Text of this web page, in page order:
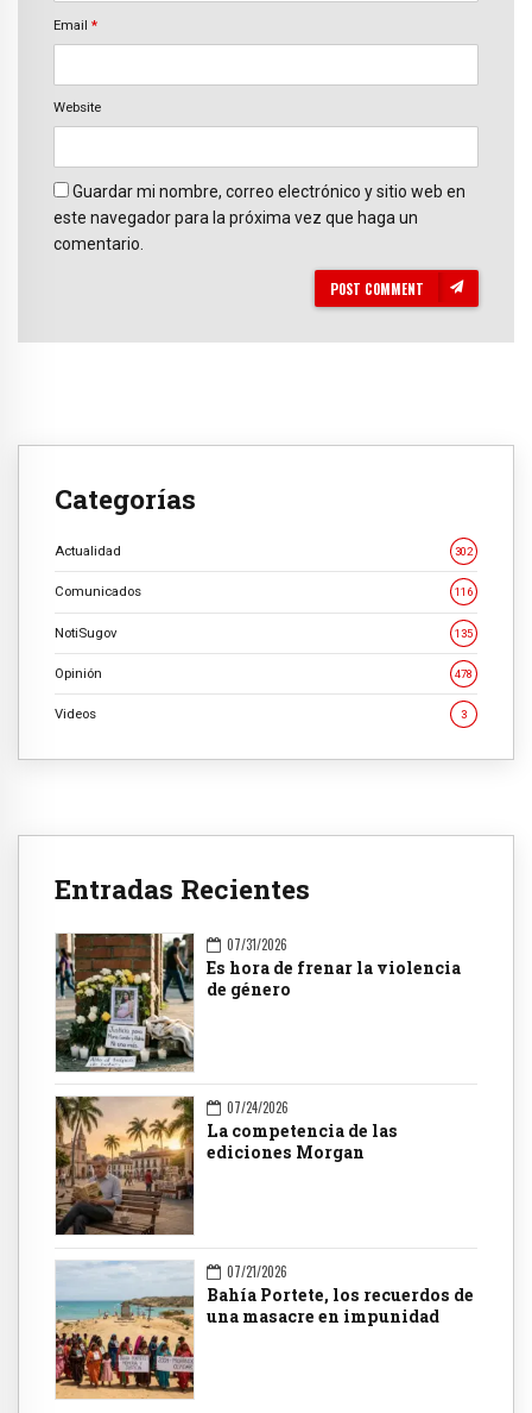
Email *
Website
Guardar mi nombre, correo electrónico y sitio web en
este navegador para la próxima vez que haga un
comentario.
POST COMMENT
Categorías
Actualidad 302
Comunicados 116
NotiSugov 135
Opinión 478
Videos 3
Entradas Recientes
07/31/2026
Es hora de frenar la violencia
de género
07/24/2026
La competencia de las
ediciones Morgan
07/21/2026
Bahía Portete, los recuerdos de
una masacre en impunidad